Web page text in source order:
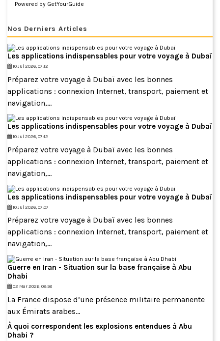
Powered by GetYourGuide
Nos Derniers Articles
Les applications indispensables pour votre voyage à Dubaï
10 Jul 2026, 07:12
Préparez votre voyage à Dubaï avec les bonnes
applications : connexion Internet, transport, paiement et
navigation,...
Les applications indispensables pour votre voyage à Dubaï
10 Jul 2026, 07:12
Préparez votre voyage à Dubaï avec les bonnes
applications : connexion Internet, transport, paiement et
navigation,...
Les applications indispensables pour votre voyage à Dubaï
10 Jul 2026, 07:07
Préparez votre voyage à Dubaï avec les bonnes
applications : connexion Internet, transport, paiement et
navigation,...
Guerre en Iran - Situation sur la base française à Abu
Dhabi
02 Mar 2026, 08:58
La France dispose d’une présence militaire permanente
aux Émirats arabes...
À quoi correspondent les explosions entendues à Abu
Dhabi ?